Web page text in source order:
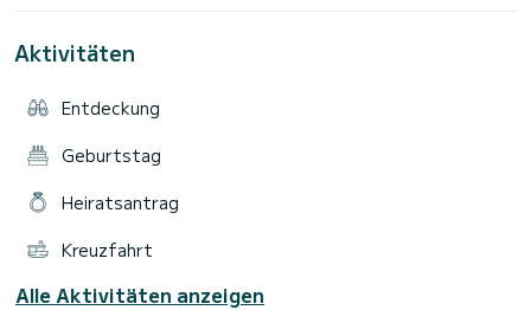
---------------------------------------
Stornierung bei schlechtem Wetter
- Jährliche Bootskontrollprüfung
Sicherheitsausrüstung, Beschilderung an Bord
- Skippervertrag
Aktivitäten
Entdeckung
Geburtstag
Heiratsantrag
Kreuzfahrt
Alle Aktivitäten anzeigen